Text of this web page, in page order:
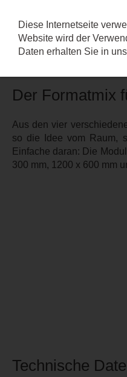
FLEXO
Der Formatmix
Aus den vier
so die Idee vom Raum,
Einfache daran: Die
300 mm, 1200 x 600 mm
Technische
Diese Internetseite
Website wird der
Daten erhalten Sie in